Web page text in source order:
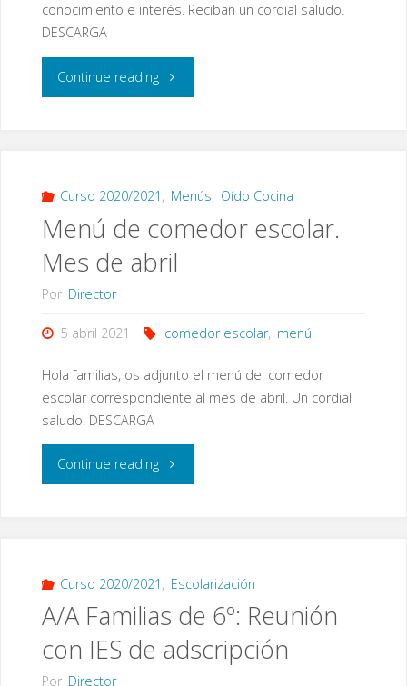
conocimiento e interés. Reciban un cordial saludo.
DESCARGA
Continue reading"Menú
mayo
2021"
Curso 2020/2021 , Menús, Oído Cocina
Menú de comedor escolar.
Mes de abril
Por Director
5 abril 2021 comedor escolar, menú
Hola familias, os adjunto el menú del comedor
escolar correspondiente al mes de abril. Un cordial
saludo. DESCARGA
Continue reading"Menú
escolar.
Mes
de
Curso 2020/2021 , Escolarización
A/A Familias de 6º: Reunión
con IES de adscripción
Por Director